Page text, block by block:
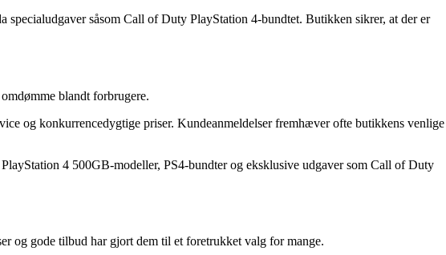
såsom Call of Duty PlayStation 4-bundtet. Butikken sikrer, at der er
blandt forbrugere.
og konkurrencedygtige priser. Kundeanmeldelser fremhæver ofte butikkens venlige
4 500GB-modeller, PS4-bundter og eksklusive udgaver som Call of Duty
og gode tilbud har gjort dem til et foretrukket valg for mange.